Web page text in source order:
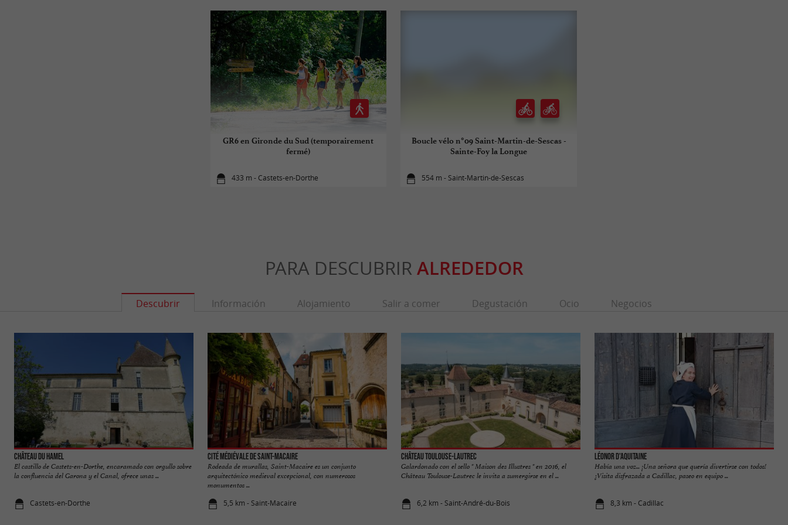
GR6 en Gironde du Sud (temporairement
fermé)
433 m - Castets-en-Dorthe
Boucle vélo n°09 Saint-Martin-de-Sescas -
Sainte-Foy la Longue
554 m - Saint-Martin-de-Sescas
PARA DESCUBRIR ALREDEDOR
Descubrir Información Alojamiento Salir a comer Degustación Ocio Negocios
Château du Hamel
El castillo de Castets-en-Dorthe, encaramado con orgullo sobre
la confluencia del Garona y el Canal, ofrece unas ...
Castets-en-Dorthe
Cité médiévale de Saint-Macaire
Rodeada de murallas, Saint-Macaire es un conjunto
arquitectónico medieval excepcional, con numerosos
monumentos ...
5,5 km - Saint-Macaire
Château Toulouse-Lautrec
Galardonado con el sello " Maison des Illustres " en 2016, el
Château Toulouse-Lautrec le invita a sumergirse en el ...
6,2 km - Saint-André-du-Bois
Léonor d'Aquitaine
Había una voz... ¡Una señora que quería divertirse con todos!
¿Visita disfrazada a Cadillac, paseo en equipo ...
8,3 km - Cadillac